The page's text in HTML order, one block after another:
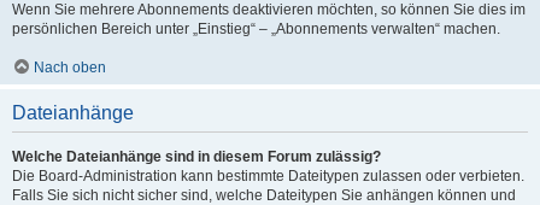
Wenn Sie mehrere Abonnements deaktivieren möchten, so können Sie dies im
persönlichen Bereich unter „Einstieg“ – „Abonnements verwalten“ machen.
Nach oben
Dateianhänge
Welche Dateianhänge sind in diesem Forum zulässig?
Die Board-Administration kann bestimmte Dateitypen zulassen oder verbieten.
Falls Sie sich nicht sicher sind, welche Dateitypen Sie anhängen können und